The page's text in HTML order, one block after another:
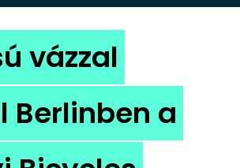
CÍMLAP
DIZÁJN
DIVAT
vázzal
Berlinben a